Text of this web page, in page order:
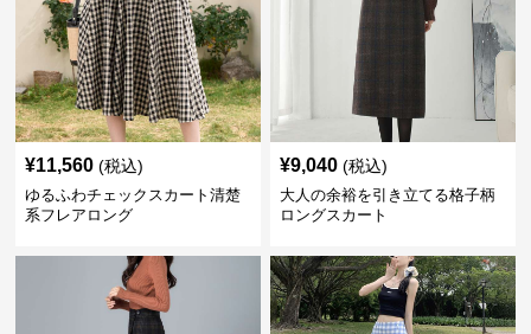
¥11,560 (税込)
ゆるふわチェックスカート清楚
系フレアロング
¥9,040 (税込)
大人の余裕を引き立てる格子柄
ロングスカート